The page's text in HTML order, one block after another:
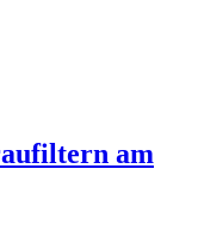
am